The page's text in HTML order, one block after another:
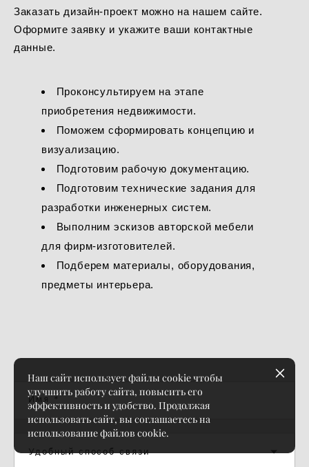
Заказать дизайн-проект можно на нашем сайте.
Оформите заявку и укажите ваши контактные
данные.
Проконсультируем на этапе
приобретения недвижимости.
Поможем сформировать концепцию и
визуализацию.
Подготовим рабочую документацию.
Подготовим технические задания для
разработки инженерных систем.
Выполним эскизов авторской мебели
для фирм-изготовителей.
Подберем материалы, оборудования,
предметы интерьера.
Имя *
Удобный способ связи
Наш сайт использует файлы cookie чтобы
улучшить работу сайта, повысить его
эффективность и удобство. Продолжая
использовать сайт, вы соглашаетесь на
использование файлов cookie.